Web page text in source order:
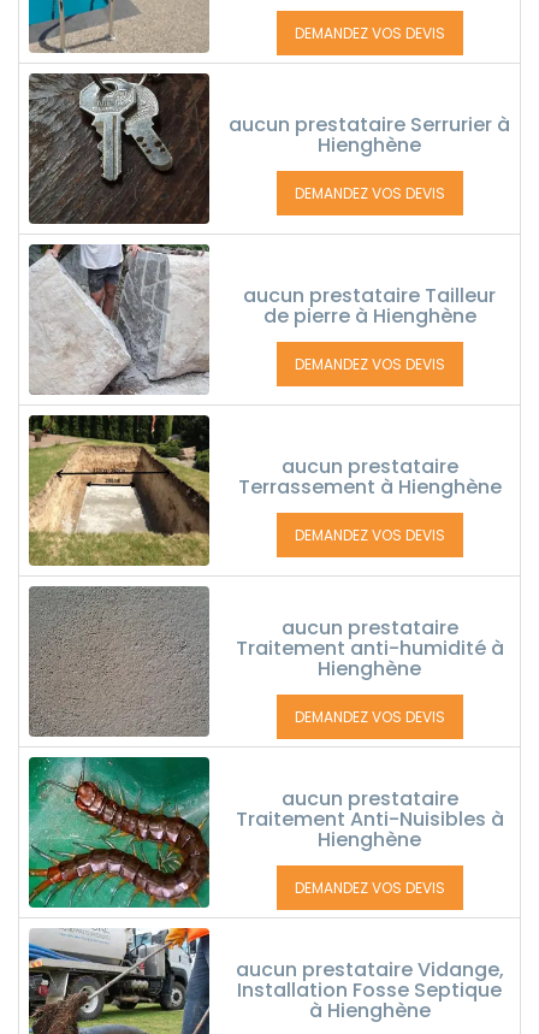
DEMANDEZ VOS DEVIS
aucun prestataire Serrurier à
Hienghène
DEMANDEZ VOS DEVIS
aucun prestataire Tailleur
de pierre à Hienghène
DEMANDEZ VOS DEVIS
aucun prestataire
Terrassement à Hienghène
DEMANDEZ VOS DEVIS
aucun prestataire
Traitement anti-humidité à
Hienghène
DEMANDEZ VOS DEVIS
aucun prestataire
Traitement Anti-Nuisibles à
Hienghène
DEMANDEZ VOS DEVIS
aucun prestataire Vidange,
Installation Fosse Septique
à Hienghène